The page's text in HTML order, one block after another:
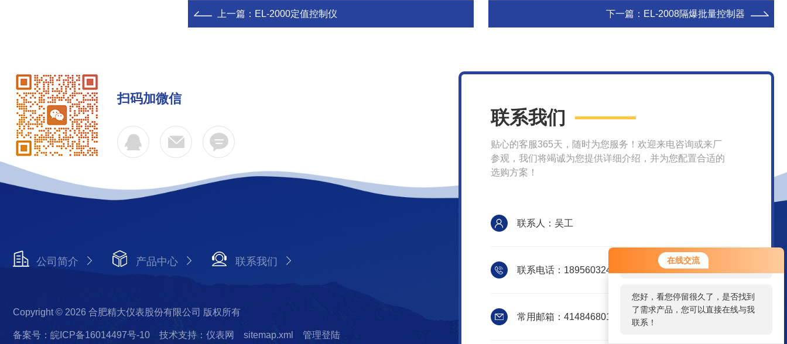
在线交流
您好！欢迎前来咨询，很高兴为您
服务，请问您要咨询什么问题呢？
您好，看您停留很久了，是否找到
了需求产品，您可以直接在线与我
联系！
上一篇： EL-2000定值控制仪 下一篇： EL-2008隔爆批量控制器
扫码加微信
公司简介 产品中心 联系我们
Copyright © 2026 合肥精大仪表股份有限公司 版权所有
备案号：皖ICP备16014497号-10 技术支持：仪表网 sitemap.xml 管理登陆
联系我们
贴心的客服365天，随时为您服务！欢迎来电咨询或来厂
参观，我们将竭诚为您提供详细介绍，并为您配置合适的
选购方案！
联系人：吴工
联系电话：18956032415
常用邮箱：414846801@qq.com